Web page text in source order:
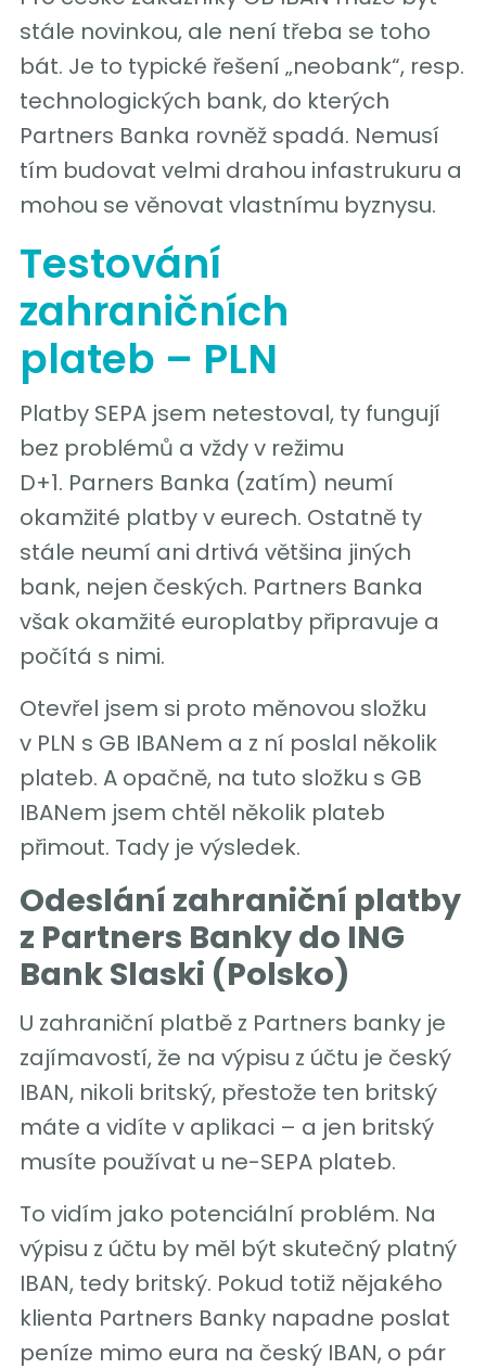
stále novinkou, ale není třeba se toho
bát. Je to typické řešení „neobank“, resp.
technologických bank, do kterých
Partners Banka rovněž spadá. Nemusí
tím budovat velmi drahou infastrukuru a
mohou se věnovat vlastnímu byznysu.
Testování
zahraničních
plateb – PLN
Platby SEPA jsem netestoval, ty fungují
bez problémů a vždy v režimu
D+1. Parners Banka (zatím) neumí
okamžité platby v eurech. Ostatně ty
stále neumí ani drtivá většina jiných
bank, nejen českých. Partners Banka
však okamžité europlatby připravuje a
počítá s nimi.
Otevřel jsem si proto měnovou složku
v PLN s GB IBANem a z ní poslal několik
plateb. A opačně, na tuto složku s GB
IBANem jsem chtěl několik plateb
přimout. Tady je výsledek.
Odeslání zahraniční platby
z Partners Banky do ING
Bank Slaski (Polsko)
U zahraniční platbě z Partners banky je
zajímavostí, že na výpisu z účtu je český
IBAN, nikoli britský, přestože ten britský
máte a vidíte v aplikaci – a jen britský
musíte používat u ne-SEPA plateb.
To vidím jako potenciální problém. Na
výpisu z účtu by měl být skutečný platný
IBAN, tedy britský. Pokud totiž nějakého
klienta Partners Banky napadne poslat
peníze mimo eura na český IBAN, o pár